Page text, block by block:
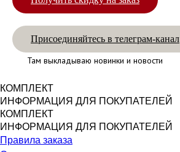
Присоединяйтесь в телеграм-канал
Там выкладываю новинки и новости
КОМПЛЕКТ
ИНФОРМАЦИЯ ДЛЯ ПОКУПАТЕЛЕЙ
КОМПЛЕКТ
ИНФОРМАЦИЯ ДЛЯ ПОКУПАТЕЛЕЙ
Правила заказа